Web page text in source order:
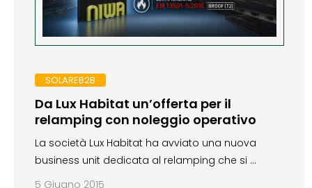
SOLAREB2B
Da Lux Habitat un’offerta per il
relamping con noleggio operativo
La società Lux Habitat ha avviato una nuova
business unit dedicata al relamping che si …
5 Giugno 2015